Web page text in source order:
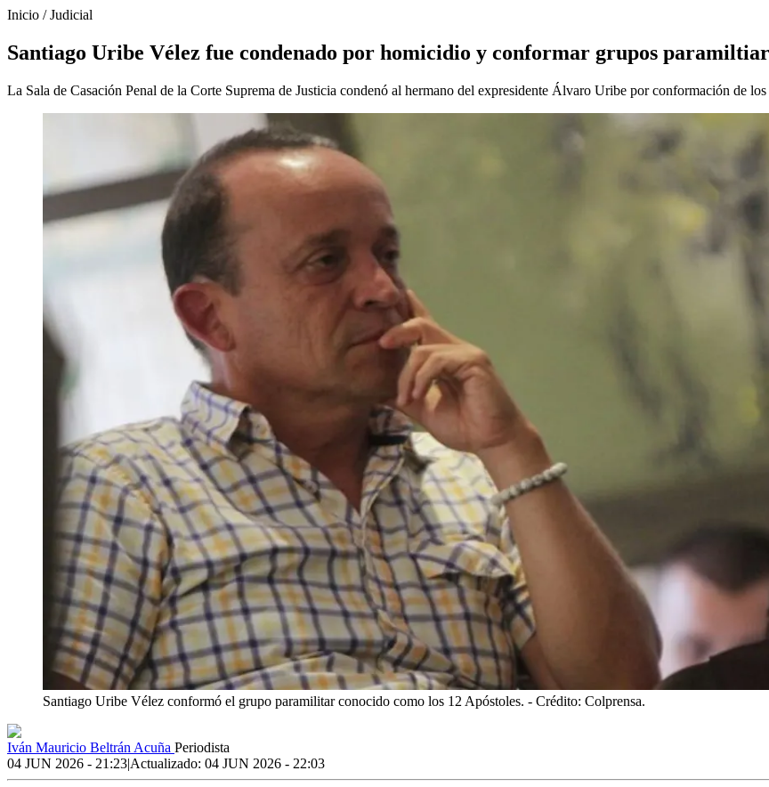
Inicio /Judicial
Santiago Uribe Vélez fue condenado por homicidio y conformar grupos
La Sala de Casación Penal de la Corte Suprema de Justicia condenó al hermano del expresidente Álvaro Uribe por conformación de
Santiago Uribe Vélez conformó el grupo paramilitar conocido como los 12 Apóstoles. - Crédito: Colprensa.
Iván Mauricio Beltrán Acuña Periodista
04 JUN 2026 - 21:23|Actualizado: 04 JUN 2026 - 22:03